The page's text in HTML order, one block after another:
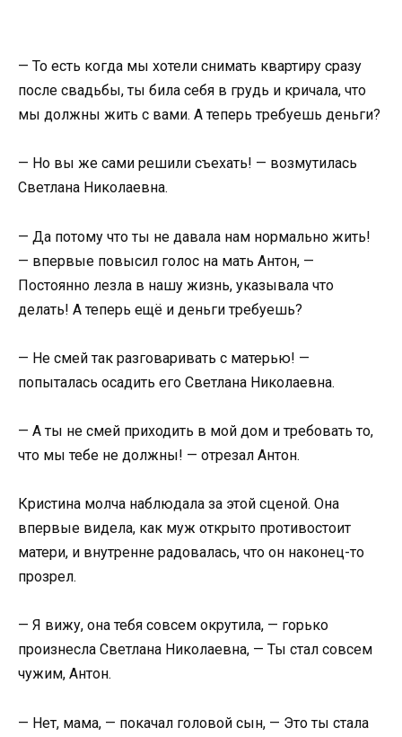
— То есть когда мы хотели снимать квартиру сразу
после свадьбы, ты била себя в грудь и кричала, что
мы должны жить с вами. А теперь требуешь деньги?
— Но вы же сами решили съехать! — возмутилась
Светлана Николаевна.
— Да потому что ты не давала нам нормально жить!
— впервые повысил голос на мать Антон, —
Постоянно лезла в нашу жизнь, указывала что
делать! А теперь ещё и деньги требуешь?
— Не смей так разговаривать с матерью! —
попыталась осадить его Светлана Николаевна.
— А ты не смей приходить в мой дом и требовать то,
что мы тебе не должны! — отрезал Антон.
Кристина молча наблюдала за этой сценой. Она
впервые видела, как муж открыто противостоит
матери, и внутренне радовалась, что он наконец-то
прозрел.
— Я вижу, она тебя совсем окрутила, — горько
произнесла Светлана Николаевна, — Ты стал совсем
чужим, Антон.
— Нет, мама, — покачал головой сын, — Это ты стала